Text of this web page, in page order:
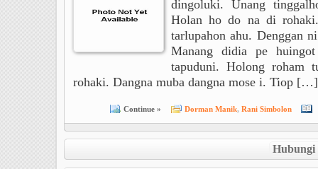
dingoluki. Unang
Holan ho do na di
tarlupahon ahu. Denggan
Manang didia pe
tapuduni. Holong roham
rohaki. Dangna muba dangna mose i. Tiop […]
Continue » Dorman Manik, Rani Simbolon
Hubungi